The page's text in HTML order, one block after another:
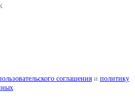
соглашения и политику